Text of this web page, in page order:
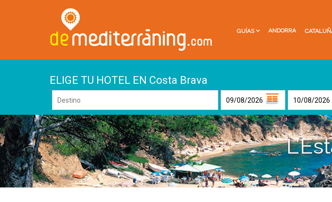
GUÍAS ANDORRA
ELIGE TU HOTEL EN Costa Brava